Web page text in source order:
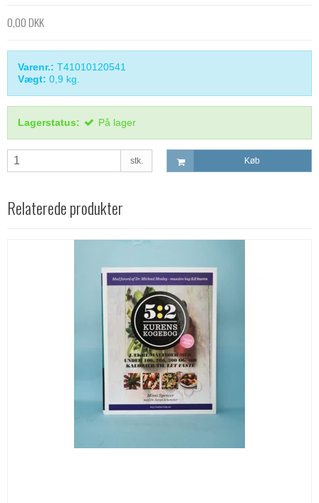
0,00 DKK
Varenr.: T41010120541
Vægt: 0,9 kg.
Lagerstatus: På lager
stk. Køb
Relaterede produkter